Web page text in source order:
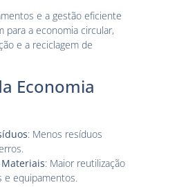
e a gestão eficiente
a economia circular,
e a reciclagem de
Economia
: Menos resíduos
: Maior reutilização
e equipamentos.